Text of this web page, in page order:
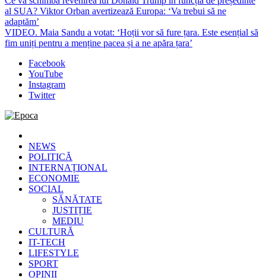
al SUA? Viktor Orban avertizează Europa: ‘Va trebui să ne
adaptăm’
VIDEO. Maia Sandu a votat: ‘Hoții vor să fure țara. Este esențial să
fim uniți pentru a menține pacea și a ne apăra țara’
Facebook
YouTube
Instagram
Twitter
Epoca
Cele mai noi știri online din România
NEWS
POLITICĂ
INTERNAȚIONAL
ECONOMIE
SOCIAL
SĂNĂTATE
JUSTIȚIE
MEDIU
CULTURĂ
IT-TECH
LIFESTYLE
SPORT
OPINII